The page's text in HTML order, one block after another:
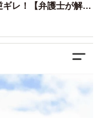
レ！【弁護士が解